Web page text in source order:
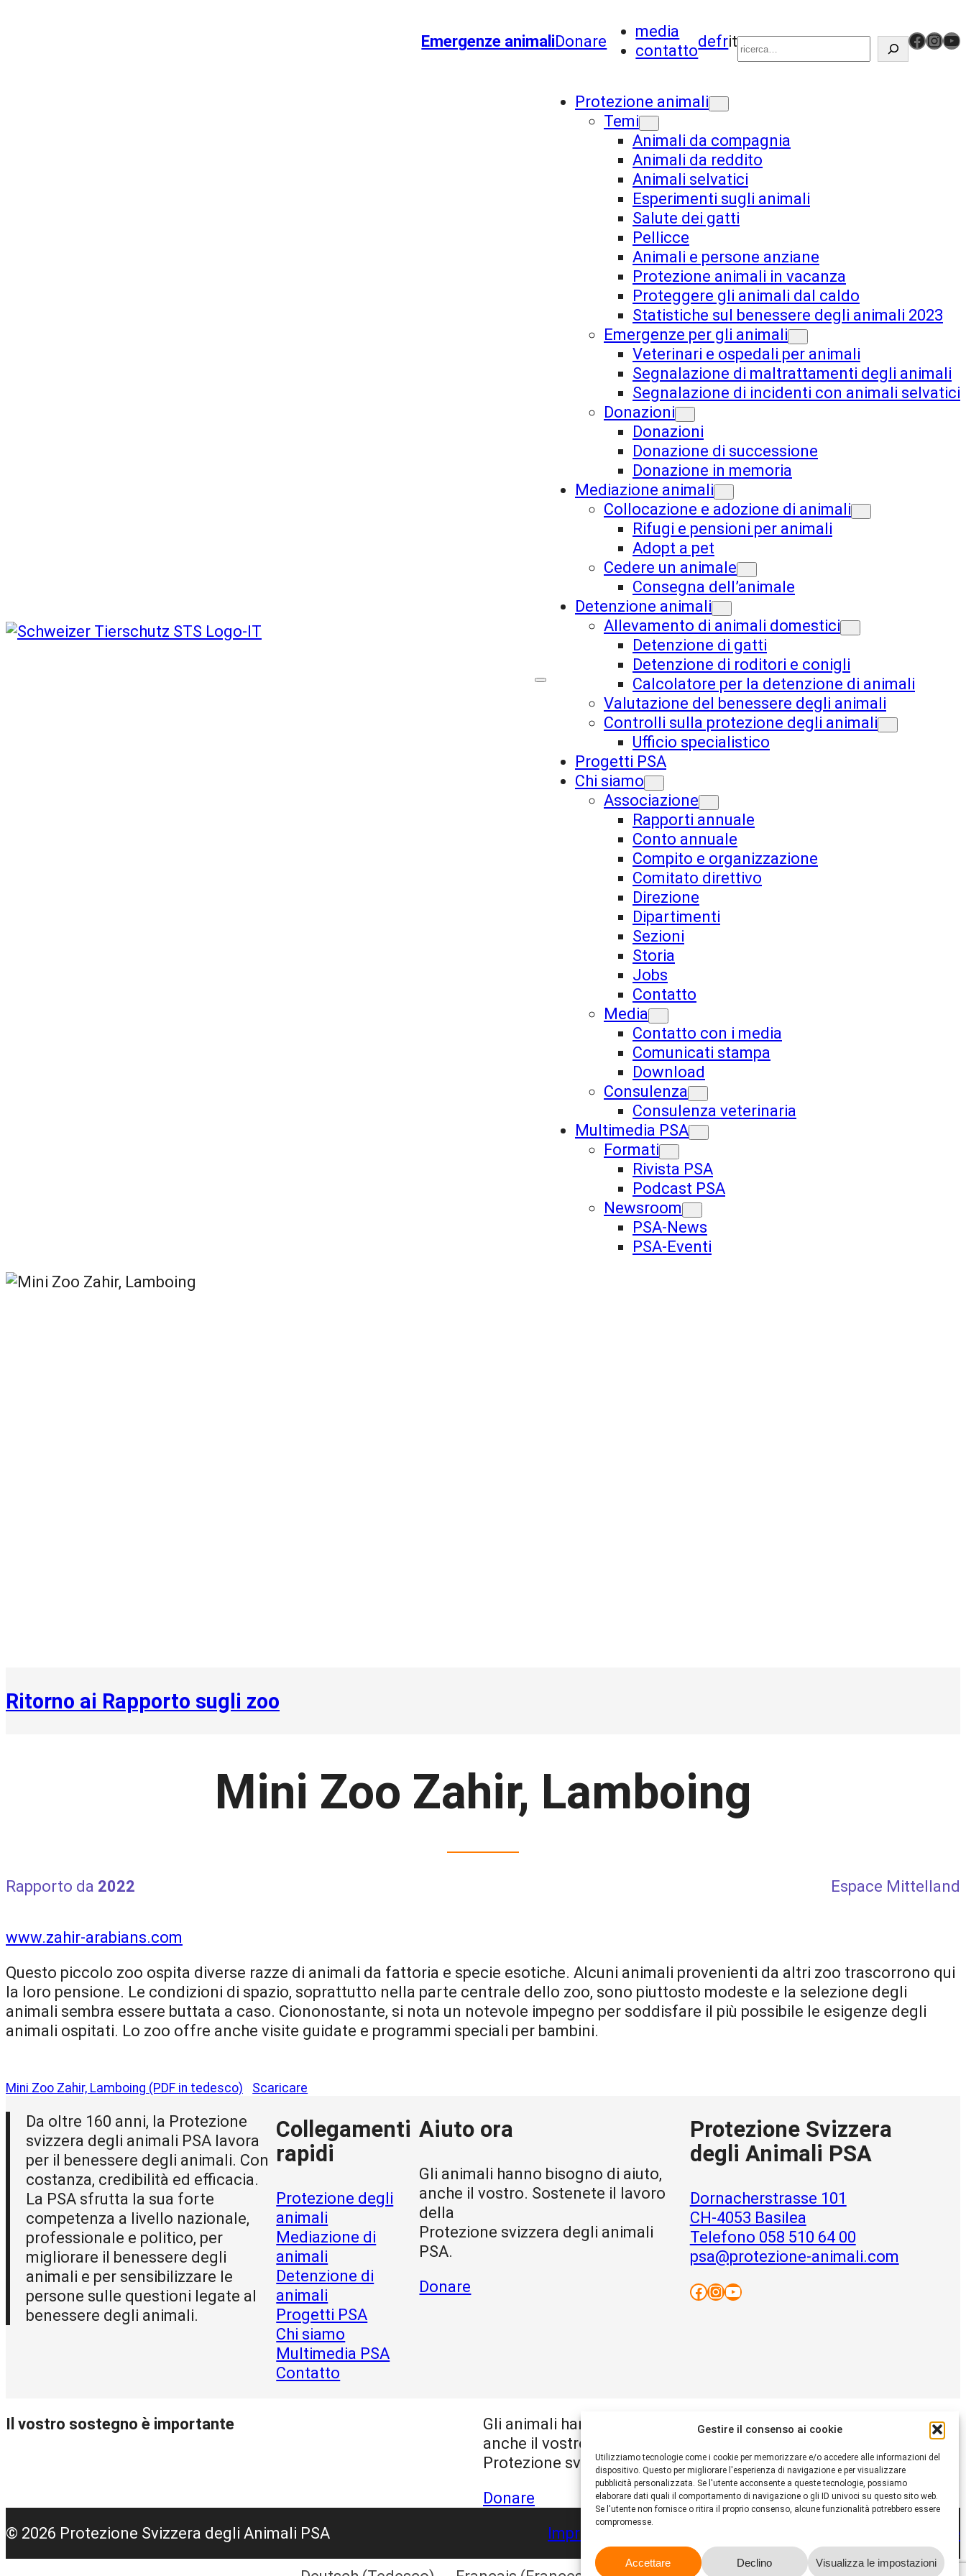
Gestire il consenso ai cookie
Utilizziamo tecnologie come i cookie per memorizzare e/o accedere alle informazioni del
dispositivo. Questo per migliorare l'esperienza di navigazione e per visualizzare
pubblicità personalizzata. Se l'utente acconsente a queste tecnologie, possiamo
elaborare dati quali il comportamento di navigazione o gli ID univoci su questo sito web.
Se l'utente non fornisce o ritira il proprio consenso, alcune funzionalità potrebbero essere
compromesse.
Accettare Declino Visualizza le impostazioni
Emergenze animaliDonare
media
contatto
defrit https://www.facebook.com/
Protezione animali
Temi
Animali da compagnia
Animali da reddito
Animali selvatici
Esperimenti sugli animali
Salute dei gatti
Pellicce
Animali e persone anziane
Protezione animali in vacanza
Proteggere gli animali dal caldo
Statistiche sul benessere degli animali 2023
Emergenze per gli animali
Veterinari e ospedali per animali
Segnalazione di maltrattamenti degli animali
Segnalazione di incidenti con animali selvatici
Donazioni
Donazioni
Donazione di successione
Donazione in memoria
Mediazione animali
Collocazione e adozione di animali
Rifugi e pensioni per animali
Adopt a pet
Cedere un animale
Consegna dell’animale
Detenzione animali
Allevamento di animali domestici
Detenzione di gatti
Detenzione di roditori e conigli
Calcolatore per la detenzione di animali
Valutazione del benessere degli animali
Controlli sulla protezione degli animali
Ufficio specialistico
Progetti PSA
Chi siamo
Associazione
Rapporti annuale
Conto annuale
Compito e organizzazione
Comitato direttivo
Direzione
Dipartimenti
Sezioni
Storia
Jobs
Contatto
Media
Contatto con i media
Comunicati stampa
Download
Consulenza
Consulenza veterinaria
Multimedia PSA
Formati
Rivista PSA
Podcast PSA
Newsroom
PSA-News
PSA-Eventi
Ritorno ai Rapporto sugli zoo
Mini Zoo Zahir, Lamboing
Rapporto da 2022 Espace Mittelland
www.zahir-arabians.com
Questo piccolo zoo ospita diverse razze di animali da fattoria e specie esotiche. Alcuni animali provenienti da altri zoo trascorrono qui
la loro pensione. Le condizioni di spazio, soprattutto nella parte centrale dello zoo, sono piuttosto modeste e la selezione degli
animali sembra essere buttata a caso. Ciononostante, si nota un notevole impegno per soddisfare il più possibile le esigenze degli
animali ospitati. Lo zoo offre anche visite guidate e programmi speciali per bambini.
Mini Zoo Zahir, Lamboing (PDF in tedesco) Scaricare
Da oltre 160 anni, la Protezione
svizzera degli animali PSA lavora
per il benessere degli animali. Con
costanza, credibilità ed efficacia.
La PSA sfrutta la sua forte
competenza a livello nazionale,
professionale e politico, per
migliorare il benessere degli
animali e per sensibilizzare le
persone sulle questioni legate al
benessere degli animali.
Collegamenti
rapidi
Protezione degli
animali
Mediazione di
animali
Detenzione di
animali
Progetti PSA
Chi siamo
Multimedia PSA
Contatto
Aiuto ora
Gli animali hanno bisogno di aiuto,
anche il vostro. Sostenete il lavoro
della
Protezione svizzera degli animali
PSA.
Donare
Protezione Svizzera
degli Animali PSA
Dornacherstrasse 101
CH-4053 Basilea
Telefono 058 510 64 00
psa@protezione-animali.com
Facebook InstagramYouTube
Il vostro sostegno è importante
Gli animali hanno bisogno di aiuto,
anche il vostro. Sostenete il lavoro della
Protezione svizzera degli animali STS.
Donare
© 2026 Protezione Svizzera degli Animali PSA
Impressum Informativa sui cookie